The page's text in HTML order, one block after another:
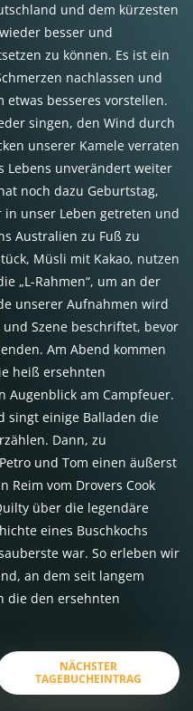
und dem kürzesten
besser und
zu können. Es ist ein
nachlassen und
besseres vorstellen.
singen, den Wind durch
unserer Kamele verraten
Lebens unverändert weiter
noch dazu Geburtstag,
in unser Leben getreten und
Australien zu Fuß zu
Müsli mit Kakao, nutzen
„L-Rahmen“, um an der
unserer Aufnahmen wird
Szene beschriftet, bevor
Am Abend kommen
heiß ersehnten
Augenblick am Campfeuer.
singt einige Balladen die
Dann, zu
und Tom einen äußerst
Reim vom Drovers Cook
über die legendäre
eines Buschkochs
war. So erleben wir
an dem seit langem
die den ersehnten
NÄCHSTER
TAGEBUCHEINTRAG